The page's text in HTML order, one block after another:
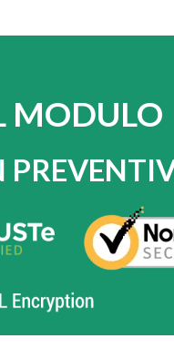
MODULO